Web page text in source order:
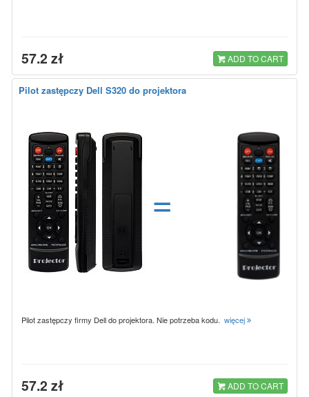
57.2 zł ADD TO CART
Pilot zastępczy Dell S320 do projektora
=
Pilot zastępczy firmy Dell do projektora. Nie potrzeba kodu. więcej
57.2 zł ADD TO CART